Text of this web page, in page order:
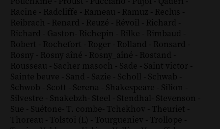
Racine - Radcliffe - Rameau - Ramuz - Reclus -
Reibrach - Renard - Reuzé - Révoil - Richard -
Richard - Gaston- Richepin - Rilke - Rimbaud -
Robert - Rochefort - Roger - Rolland - Ronsard -
Rosny - Rosny aîné - Rosny_aîné - Rostand -
Rousseau - Sacher masoch - Sade - Saint victor -
Sainte beuve - Sand - Sazie - Scholl - Schwab -
Schwob - Scott - Serena - Shakespeare - Silion -
Silvestre - Snakebzh- Steel - Stendhal- Stevenson -
Sue - Suétone- T. combe- Tchekhov - Theuriet -
Thoreau - Tolstoï (L) - Tourgueniev - Trollope -